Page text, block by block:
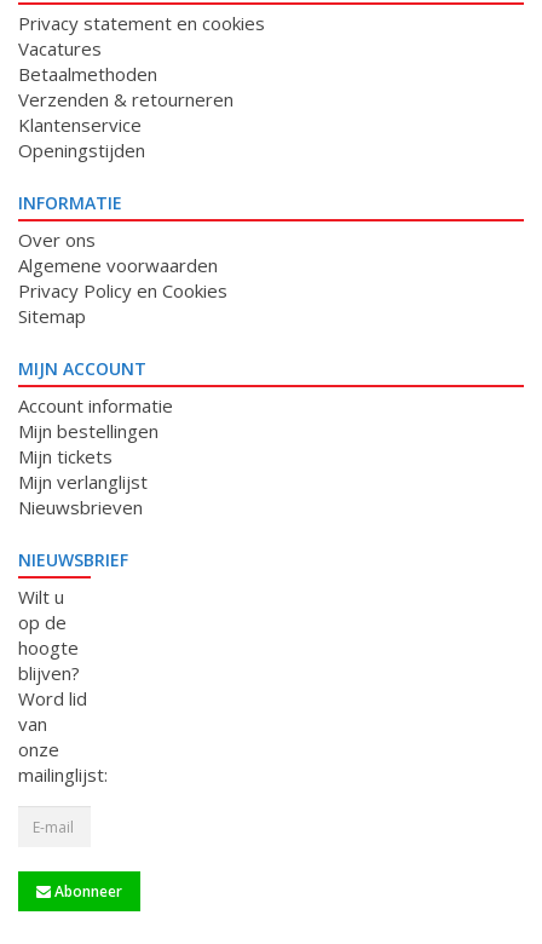
Privacy statement en cookies
Vacatures
Betaalmethoden
Verzenden & retourneren
Klantenservice
Openingstijden
INFORMATIE
Over ons
Algemene voorwaarden
Privacy Policy en Cookies
Sitemap
MIJN ACCOUNT
Account informatie
Mijn bestellingen
Mijn tickets
Mijn verlanglijst
Nieuwsbrieven
NIEUWSBRIEF
Wilt u
op de
hoogte
blijven?
Word lid
van
onze
mailinglijst:
Abonneer